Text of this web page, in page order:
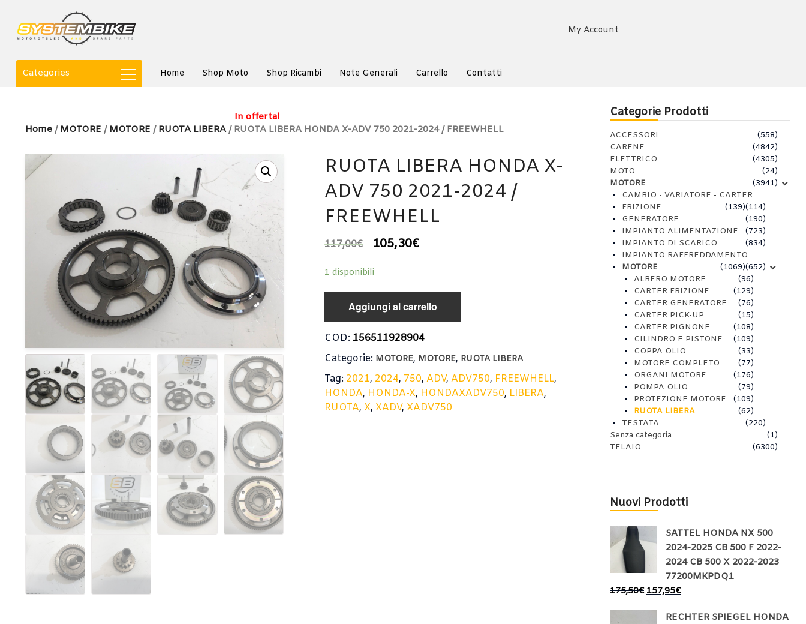
My Account
Categories Home Shop Moto Shop Ricambi Note Generali Carrello Contatti
Home / MOTORE / MOTORE / RUOTA LIBERA / RUOTA LIBERA HONDA X-ADV 750 2021-2024 / FREEWHELL
In offerta!
RUOTA LIBERA HONDA X-
ADV 750 2021-2024 /
FREEWHELL
117,00€ 105,30€
1 disponibili
Aggiungi al carrello
COD: 156511928904
Categorie: MOTORE, MOTORE, RUOTA LIBERA
Tag: 2021, 2024, 750,ADV,ADV750, FREEWHELL,
HONDA, HONDA-X, HONDAXADV750, LIBERA,
RUOTA, X, XADV, XADV750
Categorie Prodotti
ACCESSORI
(558)
CARENE
(4842)
ELETTRICO
(4305)
MOTO
(24)
MOTORE
(3941)
CAMBIO - VARIATORE - CARTER
(114)
FRIZIONE
(139)
GENERATORE
(190)
IMPIANTO ALIMENTAZIONE
(723)
IMPIANTO DI SCARICO
(834)
IMPIANTO RAFFREDDAMENTO
(652)
MOTORE
(1069)
ALBERO MOTORE
(96)
CARTER FRIZIONE
(129)
CARTER GENERATORE
(76)
CARTER PICK-UP
(15)
CARTER PIGNONE
(108)
CILINDRO E PISTONE
(109)
COPPA OLIO
(33)
MOTORE COMPLETO
(77)
ORGANI MOTORE
(176)
POMPA OLIO
(79)
PROTEZIONE MOTORE
(109)
RUOTA LIBERA
(62)
TESTATA
(220)
Senza categoria
(1)
TELAIO
(6300)
Nuovi Prodotti
SATTEL HONDA NX 500
2024-2025 CB 500 F 2022-
2024 CB 500 X 2022-2023
77200MKPDQ1
175,50€ 157,95€
RECHTER SPIEGEL HONDA